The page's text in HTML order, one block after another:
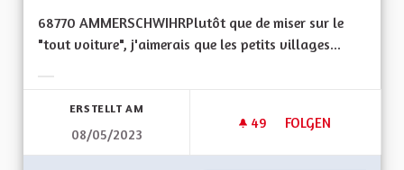
68770 AMMERSCHWIHRPlutôt que de miser sur le
"tout voiture", j'aimerais que les petits villages...
ERSTELLT AM
08/05/2023
49 49 FOLLOWER
FOLGEN
TRANSPORT DES